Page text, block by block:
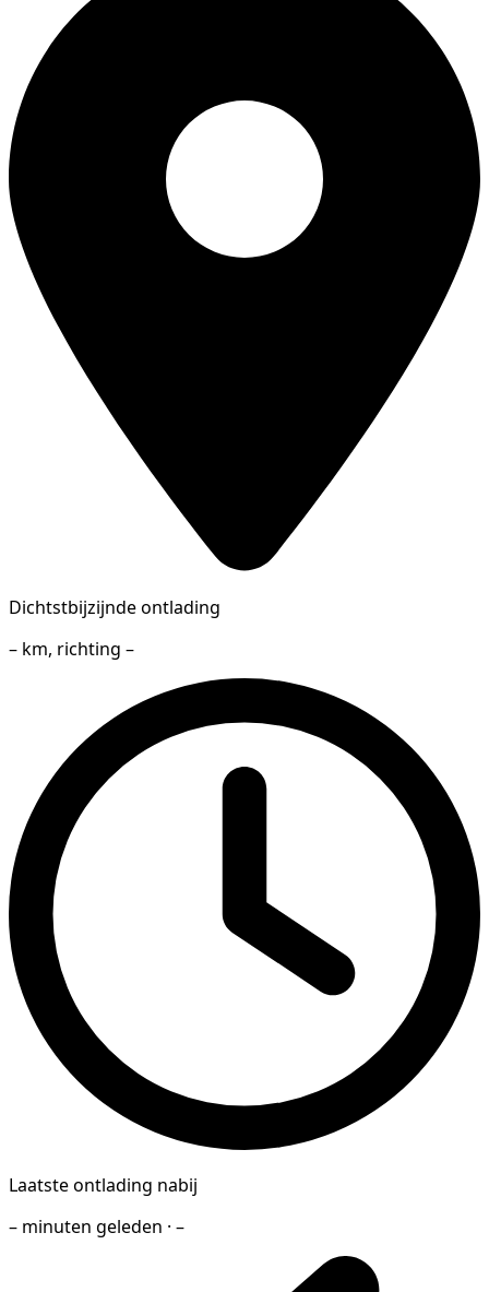
Dichtstbijzijnde ontlading
– km, richting –
Laatste ontlading nabij
– minuten geleden · –